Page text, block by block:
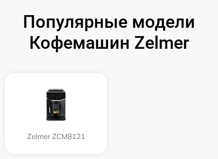
Популярные модели
Кофемашин Zelmer
Zelmer ZCM8121